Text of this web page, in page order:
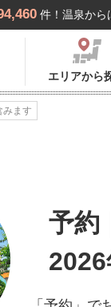
件！温泉から
エリアから
みます
予約